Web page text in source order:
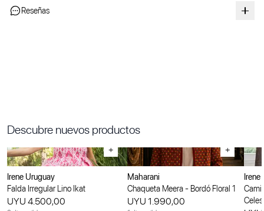
Reseñas
Descubre nuevos productos
+
Irene Uruguay
Falda Irregular Lino Ikat
UYU 4.500,00
+
Maharani
Chaqueta Meera - Bordó Floral 1
UYU 1.990,00
Irene